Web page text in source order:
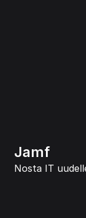
Jamf
Nosta IT